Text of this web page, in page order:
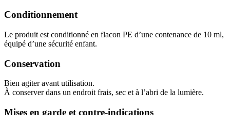
Conditionnement
Le produit est conditionné en flacon PE d’une contenance de 10 ml,
équipé d’une sécurité enfant.
Conservation
Bien agiter avant utilisation.
À conserver dans un endroit frais, sec et à l’abri de la lumière.
Mises en garde et contre-indications